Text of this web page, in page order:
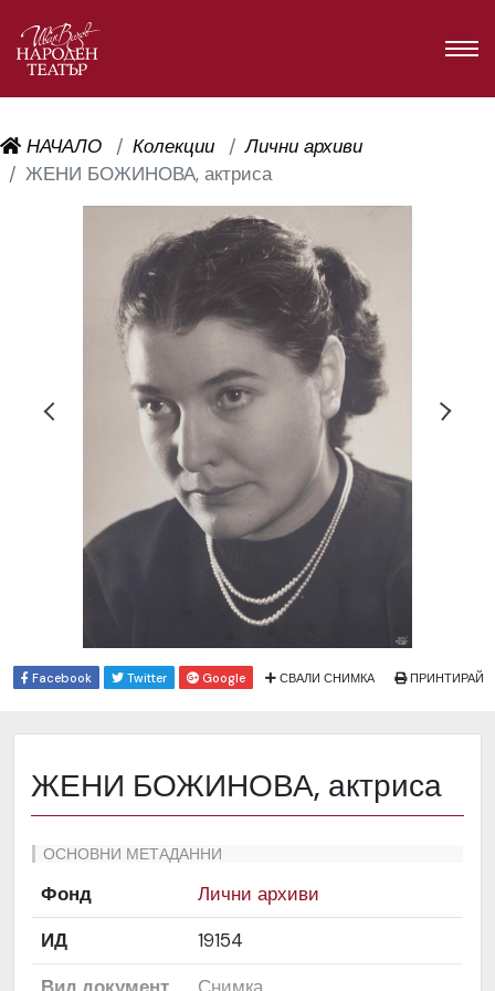
НАЧАЛО Колекции
Лични архиви
ЖЕНИ БОЖИНОВА, актриса
Facebook Twitter Google СВАЛИ СНИМКА ПРИНТИРАЙ
ЖЕНИ БОЖИНОВА, актриса
ОСНОВНИ МЕТАДАННИ
Фонд
Лични архиви
ИД
19154